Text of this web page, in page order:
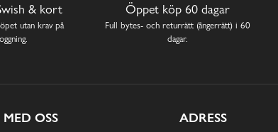
& kort
utan krav på
Öppet köp 60 dagar
Full bytes- och returrätt (ångerrätt) i 60
dagar.
OSS
ADRESS